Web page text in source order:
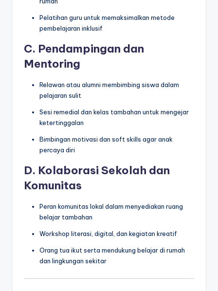
Pelatihan guru untuk memaksimalkan metode
pembelajaran inklusif
C. Pendampingan dan
Mentoring
Relawan atau alumni membimbing siswa dalam
pelajaran sulit
Sesi remedial dan kelas tambahan untuk mengejar
ketertinggalan
Bimbingan motivasi dan soft skills agar anak
percaya diri
D. Kolaborasi Sekolah dan
Komunitas
Peran komunitas lokal dalam menyediakan ruang
belajar tambahan
Workshop literasi, digital, dan kegiatan kreatif
Orang tua ikut serta mendukung belajar di rumah
dan lingkungan sekitar